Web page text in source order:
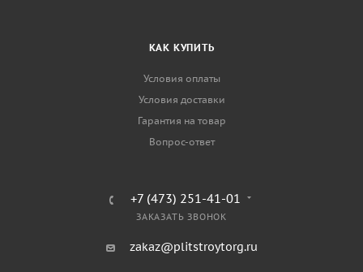
КАК КУПИТЬ
Условия оплаты
Условия доставки
Гарантия на товар
Вопрос-ответ
+7 (473) 251-41-01
ЗАКАЗАТЬ ЗВОНОК
zakaz@plitstroytorg.ru